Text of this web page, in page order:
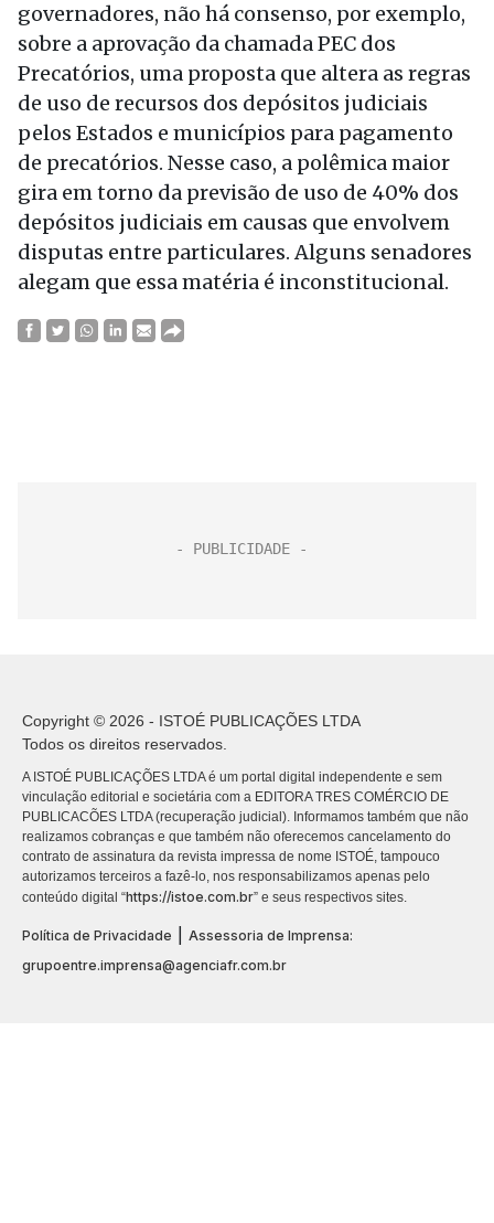
governadores, não há consenso, por exemplo,
sobre a aprovação da chamada PEC dos
Precatórios, uma proposta que altera as regras
de uso de recursos dos depósitos judiciais
pelos Estados e municípios para pagamento
de precatórios. Nesse caso, a polêmica maior
gira em torno da previsão de uso de 40% dos
depósitos judiciais em causas que envolvem
disputas entre particulares. Alguns senadores
alegam que essa matéria é inconstitucional.
Copyright © 2026 - ISTOÉ PUBLICAÇÕES LTDA
Todos os direitos reservados.
A ISTOÉ PUBLICAÇÕES LTDA é um portal digital independente e sem
vinculação editorial e societária com a EDITORA TRES COMÉRCIO DE
PUBLICACÕES LTDA (recuperação judicial). Informamos também que não
realizamos cobranças e que também não oferecemos cancelamento do
contrato de assinatura da revista impressa de nome ISTOÉ, tampouco
autorizamos terceiros a fazê-lo, nos responsabilizamos apenas pelo
conteúdo digital “https://istoe.com.br” e seus respectivos sites.
Política de Privacidade
Assessoria de Imprensa:
grupoentre.imprensa@agenciafr.com.br